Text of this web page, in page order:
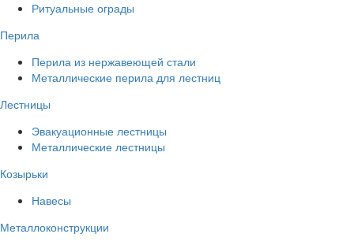
Ритуальные ограды
Перила
Перила из нержавеющей стали
Металлические перила для лестниц
Лестницы
Эвакуационные лестницы
Металлические лестницы
Козырьки
Навесы
Металлоконструкции